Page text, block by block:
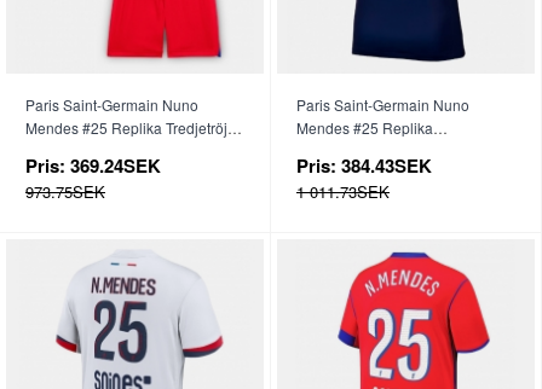
Paris Saint-Germain Nuno
Mendes #25 Replika Tredjetröja
byxor)
Pris: 369.24SEK
973.75SEK
Paris Saint-Germain Nuno
Mendes #25 Replika
Pris: 384.43SEK
1 011.73SEK